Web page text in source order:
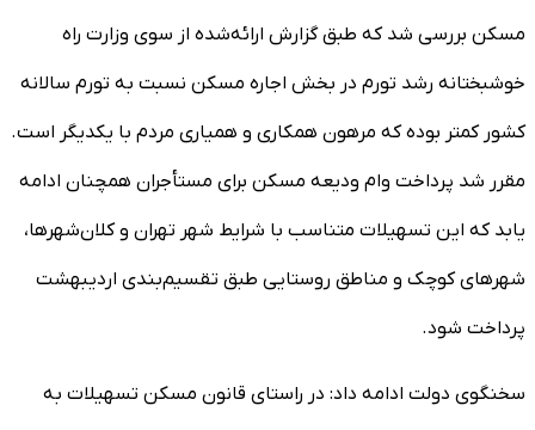
مسکن بررسی شد که طبق گزارش ارائه‌شده از سوی وزارت راه
خوشبختانه رشد تورم در بخش اجاره مسکن نسبت به تورم سالانه
کشور کمتر بوده که مرهون همکاری و همیاری مردم با یکدیگر است.
مقرر شد پرداخت وام ودیعه مسکن برای مستأجران همچنان ادامه
یابد که این تسهیلات متناسب با شرایط شهر تهران و کلان‌شهرها،
شهر‌های کوچک و مناطق روستایی طبق تقسیم‌بندی اردیبهشت
پرداخت شود.
سخنگوی دولت ادامه داد: در راستای قانون مسکن تسهیلات به